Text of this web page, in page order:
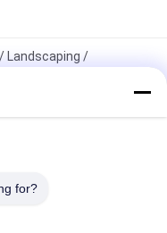
Landscaping /
Free Do
/ pola parkingowe /
for?